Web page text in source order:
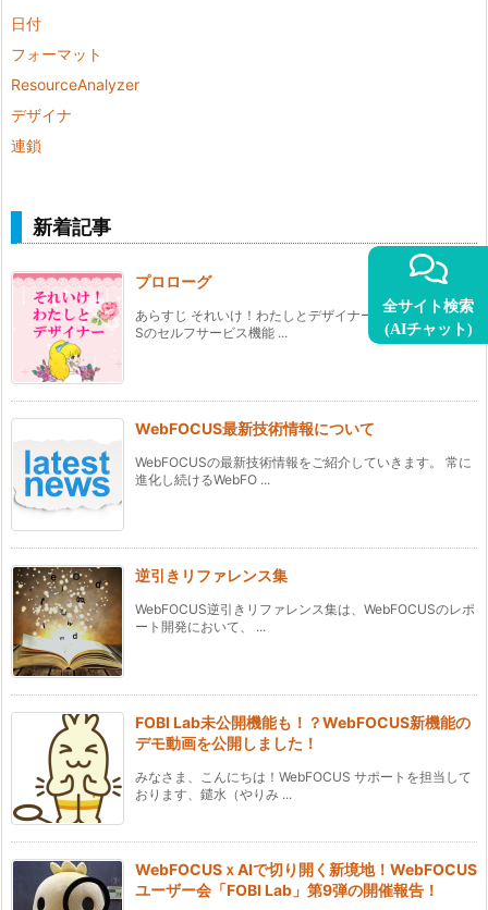
日付
フォーマット
ResourceAnalyzer
デザイナ
連鎖
新着記事
プロローグ
あらすじ それいけ！わたしとデザイナーでは、WebFOCU
Sのセルフサービス機能 ...
WebFOCUS最新技術情報について
WebFOCUSの最新技術情報をご紹介していきます。 常に
進化し続けるWebFO ...
逆引きリファレンス集
WebFOCUS逆引きリファレンス集は、WebFOCUSのレポ
ート開発において、 ...
FOBI Lab未公開機能も！？WebFOCUS新機能の
デモ動画を公開しました！
みなさま、こんにちは！WebFOCUS サポートを担当して
おります、鑓水（やりみ ...
WebFOCUSｘAIで切り開く新境地！WebFOCUS
ユーザー会「FOBI Lab」第9弾の開催報告！
全サイト検索
(AIチャット)